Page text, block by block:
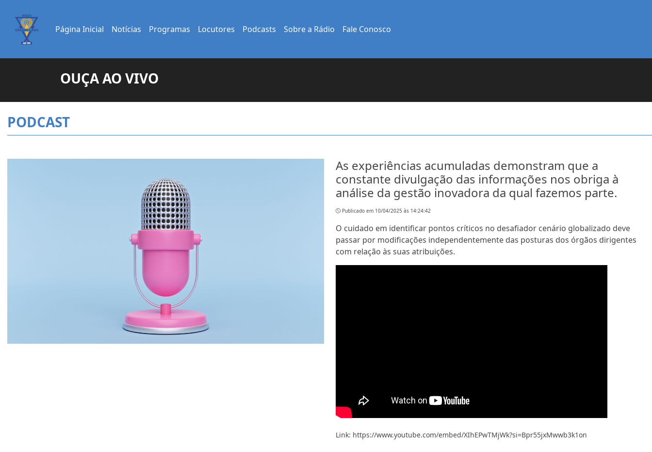
Página Inicial Notícias Programas Locutores Podcasts Sobre a Rádio Fale Conosco
OUÇA AO VIVO
PODCAST
As experiências acumuladas demonstram que a
constante divulgação das informações nos obriga à
análise da gestão inovadora da qual fazemos parte.
Publicado em 10/04/2025 às 14:24:42
O cuidado em identificar pontos críticos no desafiador cenário globalizado deve
passar por modificações independentemente das posturas dos órgãos dirigentes
com relação às suas atribuições.
Link: https://www.youtube.com/embed/XIhEPwTMjWk?si=Bpr55jxMwwb3k1on